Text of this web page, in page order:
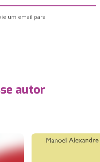
um email para
autor